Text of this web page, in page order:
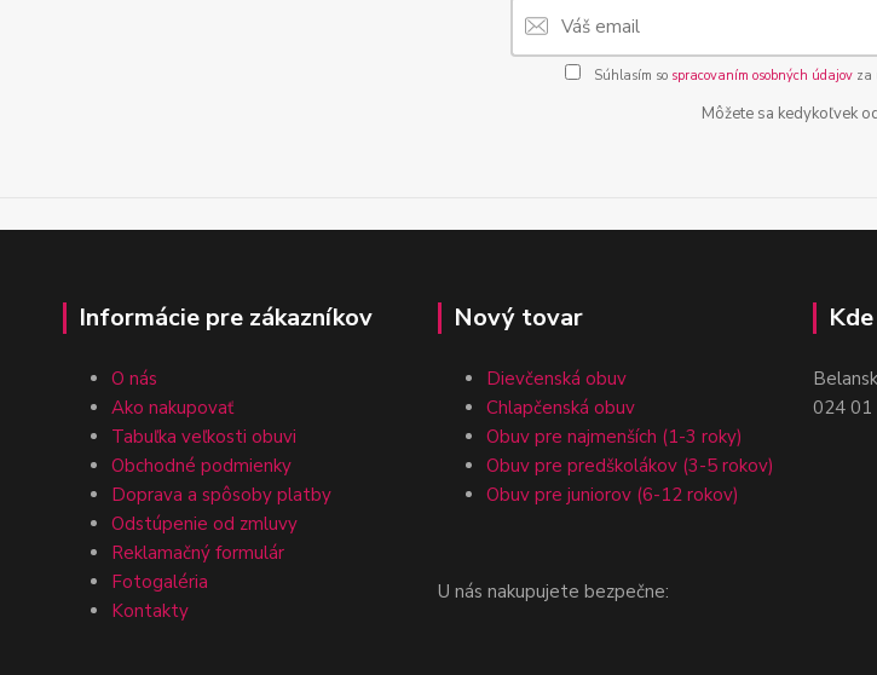
Súhlasím so spracovaním osobných údajovza
Môžete sa kedykoľvek
Informácie pre zákazníkov
O nás
Ako nakupovať
Tabuľka veľkosti obuvi
Obchodné podmienky
Doprava a spôsoby platby
Odstúpenie od zmluvy
Reklamačný formulár
Fotogaléria
Kontakty
Nový tovar
Dievčenská obuv
Chlapčenská obuv
Obuv pre najmenších (1-3 roky)
Obuv pre predškolákov (3-5 rokov)
Obuv pre juniorov (6-12 rokov)
U nás nakupujete bezpečne:
024 01